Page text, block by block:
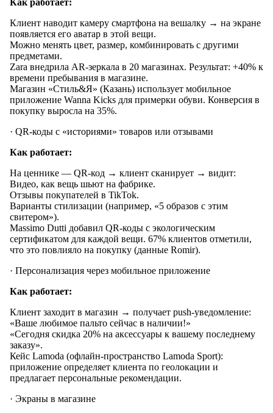
Клиент наводит камеру смартфона на вешалку → на экране
появляется его аватар в этой вещи.
Можно менять цвет, размер, комбинировать с другими
предметами.
Zara внедрила AR-зеркала в 20 магазинах. Результат: +40% к
времени пребывания в магазине.
Магазин «Стиль&Я» (Казань) использует мобильное
приложение Wanna Kicks для примерки обуви. Конверсия в
покупку выросла на 35%.
· QR-коды с «историями» товаров или отзывами
Как работает:
На ценнике — QR-код → клиент сканирует → видит:
Видео, как вещь шьют на фабрике.
Отзывы покупателей в TikTok.
Варианты стилизации (например, «5 образов с этим
свитером»).
Massimo Dutti добавил QR-коды с экологическим
сертификатом для каждой вещи. 67% клиентов отметили,
что это повлияло на покупку (данные Romir).
· Персонализация через мобильное приложение
Как работает:
Клиент заходит в магазин → получает push-уведомление:
«Ваше любимое пальто сейчас в наличии!»
«Сегодня скидка 20% на аксессуары к вашему последнему
заказу».
Кейс Lamoda (офлайн-пространство Lamoda Sport):
приложение определяет клиента по геолокации и
предлагает персональные рекомендации.
· Экраны в магазине